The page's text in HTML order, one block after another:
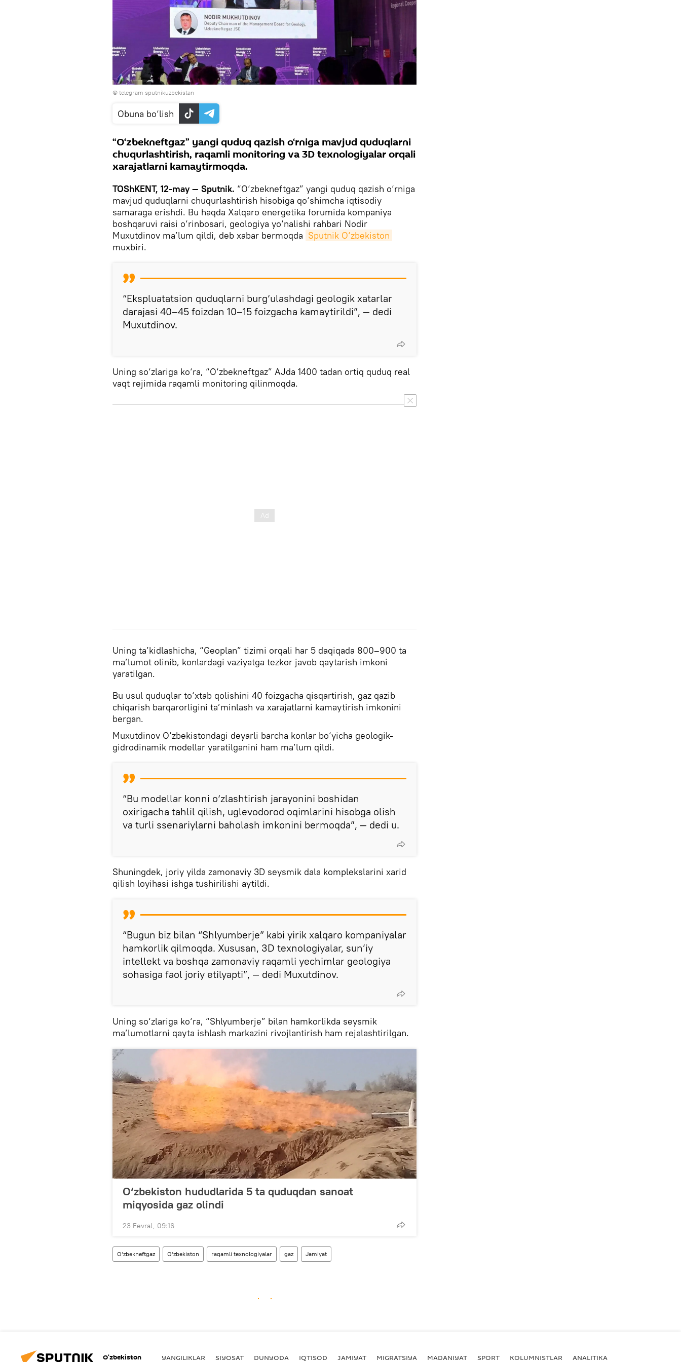
© telegram sputnikuzbekistan
Obuna bo‘lish
“O‘zbekneftgaz” yangi quduq qazish o‘rniga mavjud quduqlarni
chuqurlashtirish, raqamli monitoring va 3D texnologiyalar orqali
xarajatlarni kamaytirmoqda.
TOShKENT, 12-may — Sputnik. “O‘zbekneftgaz” yangi quduq qazish o‘rniga
mavjud quduqlarni chuqurlashtirish hisobiga qo‘shimcha iqtisodiy
samaraga erishdi. Bu haqda Xalqaro energetika forumida kompaniya
boshqaruvi raisi o‘rinbosari, geologiya yo‘nalishi rahbari Nodir
Muxutdinov ma’lum qildi, deb xabar bermoqda Sputnik O‘zbekiston
muxbiri.
“Ekspluatatsion quduqlarni burg‘ulashdagi geologik xatarlar
darajasi 40–45 foizdan 10–15 foizgacha kamaytirildi”, — dedi
Muxutdinov.
Uning so‘zlariga ko‘ra, “O‘zbekneftgaz” AJda 1400 tadan ortiq quduq real
vaqt rejimida raqamli monitoring qilinmoqda.
Uning ta’kidlashicha, “Geoplan” tizimi orqali har 5 daqiqada 800–900 ta
ma’lumot olinib, konlardagi vaziyatga tezkor javob qaytarish imkoni
yaratilgan.
Bu usul quduqlar to‘xtab qolishini 40 foizgacha qisqartirish, gaz qazib
chiqarish barqarorligini ta’minlash va xarajatlarni kamaytirish imkonini
bergan.
Muxutdinov O‘zbekistondagi deyarli barcha konlar bo‘yicha geologik-
gidrodinamik modellar yaratilganini ham ma’lum qildi.
“Bu modellar konni o‘zlashtirish jarayonini boshidan
oxirigacha tahlil qilish, uglevodorod oqimlarini hisobga olish
va turli ssenariylarni baholash imkonini bermoqda”, — dedi u.
Shuningdek, joriy yilda zamonaviy 3D seysmik dala komplekslarini xarid
qilish loyihasi ishga tushirilishi aytildi.
“Bugun biz bilan “Shlyumberje” kabi yirik xalqaro kompaniyalar
hamkorlik qilmoqda. Xususan, 3D texnologiyalar, sun’iy
intellekt va boshqa zamonaviy raqamli yechimlar geologiya
sohasiga faol joriy etilyapti”, — dedi Muxutdinov.
Uning so‘zlariga ko‘ra, “Shlyumberje” bilan hamkorlikda seysmik
ma’lumotlarni qayta ishlash markazini rivojlantirish ham rejalashtirilgan.
O‘zbekiston hududlarida 5 ta quduqdan sanoat
miqyosida gaz olindi
23 Fevral, 09:16
O‘zbekneftgaz O‘zbekiston raqamli texnologiyalar gaz Jamiyat
O‘zbekiston YANGILIKLAR SIYOSAT DUNYODA IQTISOD JAMIYAT MIGRATSIYA MADANIYAT SPORT KOLUMNISTLAR ANALITIKA